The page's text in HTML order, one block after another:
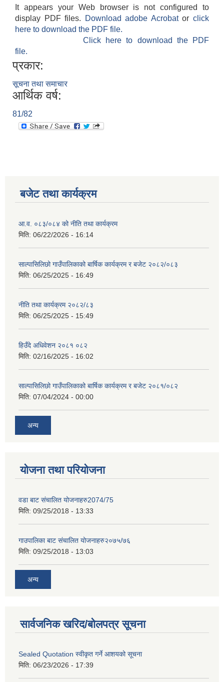
It appears your Web browser is not configured to
display PDF files.
Download adobe Acrobatorclick
here to download the PDF file.
Click here to download the PDF
file.
प्रकार:
सूचना तथा समाचार
आर्थिक वर्ष:
81/82
बजेट तथा कार्यक्रम
आ.व. ०८३/०८४ को नीति तथा कार्यक्रम
मिति: 06/22/2026 - 16:14
साल्पासिलिछो गाउँपालिकाको बार्षिक कार्यक्रम र बजेट २०८२/०८३
मिति: 06/25/2025 - 16:49
नीति तथा कार्यक्रम २०८२/८३
मिति: 06/25/2025 - 15:49
हिउँदे अधिवेशन २०८१ ०८२
मिति: 02/16/2025 - 16:02
साल्पासिलिछो गाउँपालिकाको बार्षिक कार्यक्रम र बजेट २०८१/०८२
मिति: 07/04/2024 - 00:00
अन्य
योजना तथा परियोजना
वडा बाट संचालित योजनाहरु2074/75
मिति: 09/25/2018 - 13:33
गाउपालिका बाट संचालित योजनाहरु२०७५/७६
मिति: 09/25/2018 - 13:03
अन्य
सार्वजनिक खरिद/बोलपत्र सूचना
Sealed Quotation स्वीकृत गर्ने आशयको सूचना
मिति: 06/23/2026 - 17:39